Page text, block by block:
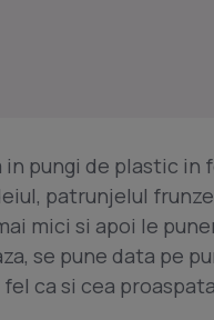
in pungi de plastic in
patrunjelul
mici si apoi le
se pune data pe
ca si cea